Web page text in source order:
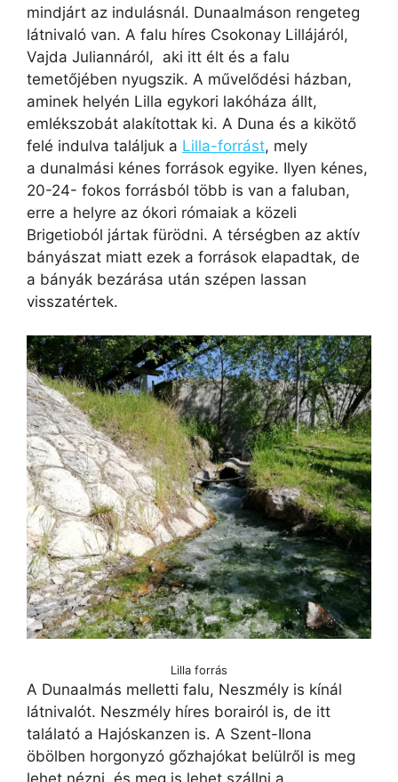
mindjárt az indulásnál. Dunaalmáson rengeteg
látnivaló van. A falu híres Csokonay Lillájáról,
Vajda Juliannáról, aki itt élt és a falu
temetőjében nyugszik. A művelődési házban,
aminek helyén Lilla egykori lakóháza állt,
emlékszobát alakítottak ki. A Duna és a kikötő
felé indulva találjuk a Lilla-forrást, mely
a dunalmási kénes források egyike. Ilyen kénes,
20-24- fokos forrásból több is van a faluban,
erre a helyre az ókori rómaiak a közeli
Brigetioból jártak fürödni. A térségben az aktív
bányászat miatt ezek a források elapadtak, de
a bányák bezárása után szépen lassan
visszatértek.
Lilla forrás
A Dunaalmás melletti falu, Neszmély is kínál
látnivalót. Neszmély híres borairól is, de itt
találató a Hajóskanzen is. A Szent-Ilona
öbölben horgonyzó gőzhajókat belülről is meg
lehet nézni, és meg is lehet szállni a